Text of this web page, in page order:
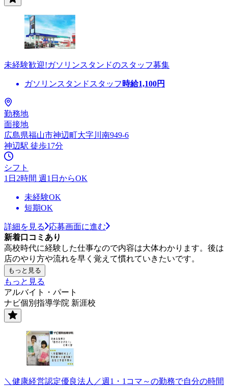
未経験歓迎!ガソリンスタンドのスタッフ募集
ガソリンスタンドスタッフ 時給1,100円
勤務地
面接地
広島県福山市神辺町大字川南949-6
神辺駅 徒歩17分
シフト
1日2時間 週1日からOK
未経験OK
短期OK
詳細を見る
応募画面に進む
新着口コミあり
高校時代に経験した仕事なので内容は大体わかります。後は
店のやり方や流れを早く覚えて慣れていきたいです。
もっと見る
もっと見る
アルバイト・パート
ナビ個別指導学院 新涯校
＼健康経営認定優良法人／週1・1コマ～の勤務で自分の時間